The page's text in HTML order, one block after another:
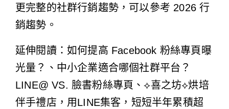
更完整的社群行銷趨勢，可以參考 2026 行
銷趨勢 。
延伸閱讀： 如何提高 Facebook 粉絲專頁曝
光量？ 、 中小企業適合哪個社群平台？
LINE@ VS. 臉書粉絲專頁 、⟡喜之坊⟡烘培
伴手禮店，用LINE集客，短短半年累積超